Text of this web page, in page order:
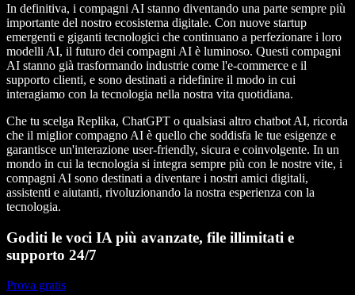
In definitiva, i compagni AI stanno diventando una parte sempre più
importante del nostro ecosistema digitale. Con nuove startup
emergenti e giganti tecnologici che continuano a perfezionare i loro
modelli AI, il futuro dei compagni AI è luminoso. Questi compagni
AI stanno già trasformando industrie come l'e-commerce e il
supporto clienti, e sono destinati a ridefinire il modo in cui
interagiamo con la tecnologia nella nostra vita quotidiana.
Che tu scelga Replika, ChatGPT o qualsiasi altro chatbot AI, ricorda
che il miglior compagno AI è quello che soddisfa le tue esigenze e
garantisce un'interazione user-friendly, sicura e coinvolgente. In un
mondo in cui la tecnologia si integra sempre più con le nostre vite, i
compagni AI sono destinati a diventare i nostri amici digitali,
assistenti e aiutanti, rivoluzionando la nostra esperienza con la
tecnologia.
Goditi le voci IA più avanzate, file illimitati e
supporto 24/7
Prova gratis